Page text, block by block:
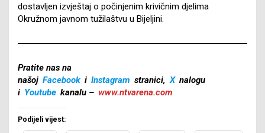
dostavljen izvještaj o počinjenim krivičnim djelima
Okružnom javnom tužilaštvu u Bijeljini.
Pratite nas na
našoj Facebook i Instagram stranici, X nalogu
i Youtube kanalu – www.ntvarena.com
Podijeli vijest: